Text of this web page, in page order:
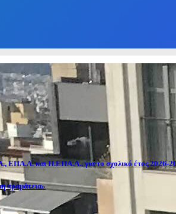
ΕΠΑ.Λ. και Π.ΕΠΑ.Λ., για το σχολικό έτος 2026-
πραμάτεια»